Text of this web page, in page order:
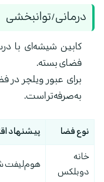
درمانی/توانبخشی
کابین شیشه‌ای با
فضای بسته.
برای عبور ویلچر
به‌صرفه‌تر است.
نوع فضا پیشنهاد
خانه
دوبلکس
هوم‌لیفت